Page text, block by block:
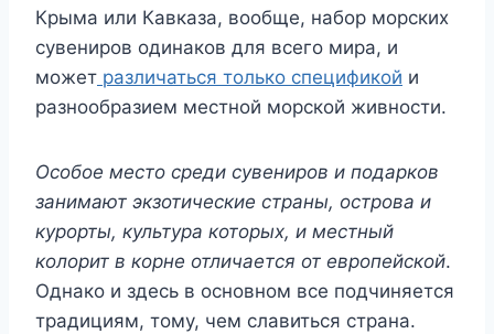
Крыма или Кавказа, вообще, набор морских
сувениров одинаков для всего мира, и
может различаться только спецификой и
разнообразием местной морской живности.
Особое место среди сувениров и подарков
занимают экзотические страны, острова и
курорты, культура которых, и местный
колорит в корне отличается от европейской.
Однако и здесь в основном все подчиняется
традициям, тому, чем славиться страна.